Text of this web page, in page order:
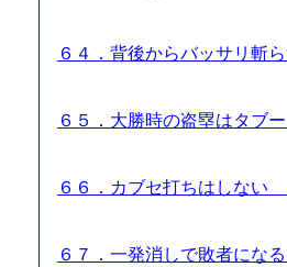
６４．背後からバッサリ斬
６５．大勝時の盗塁はタブ
６６．カブセ打ちはしない
６７．一発消しで敗者にな